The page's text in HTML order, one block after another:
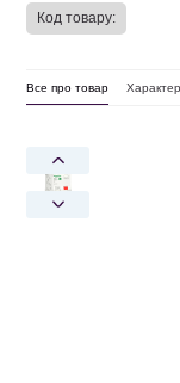
Код товару:
Все про товар